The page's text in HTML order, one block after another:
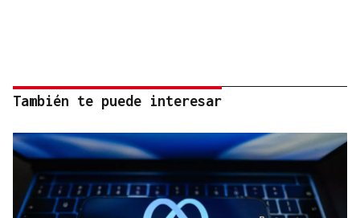
También te puede interesar